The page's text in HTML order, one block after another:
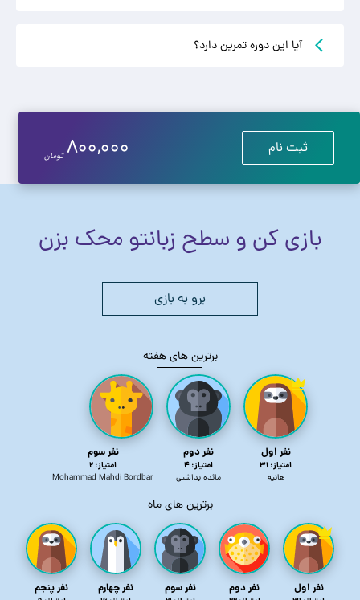
آیا این دوره تمرین دارد؟
ثبت نام 800,000 تومان
بازی کن و سطح زبانتو محک بزن
برو به بازی
برترین های هفته
نفر اول
امتیاز:‌ 31
هانیه
نفر دوم
امتیاز:‌ 4
مائده بداشتی
نفر سوم
امتیاز:‌ 2
Mohammad Mahdi Bordbar
برترین های ماه
نفر اول نفر دوم نفر سوم نفر چهارم نفر پنجم